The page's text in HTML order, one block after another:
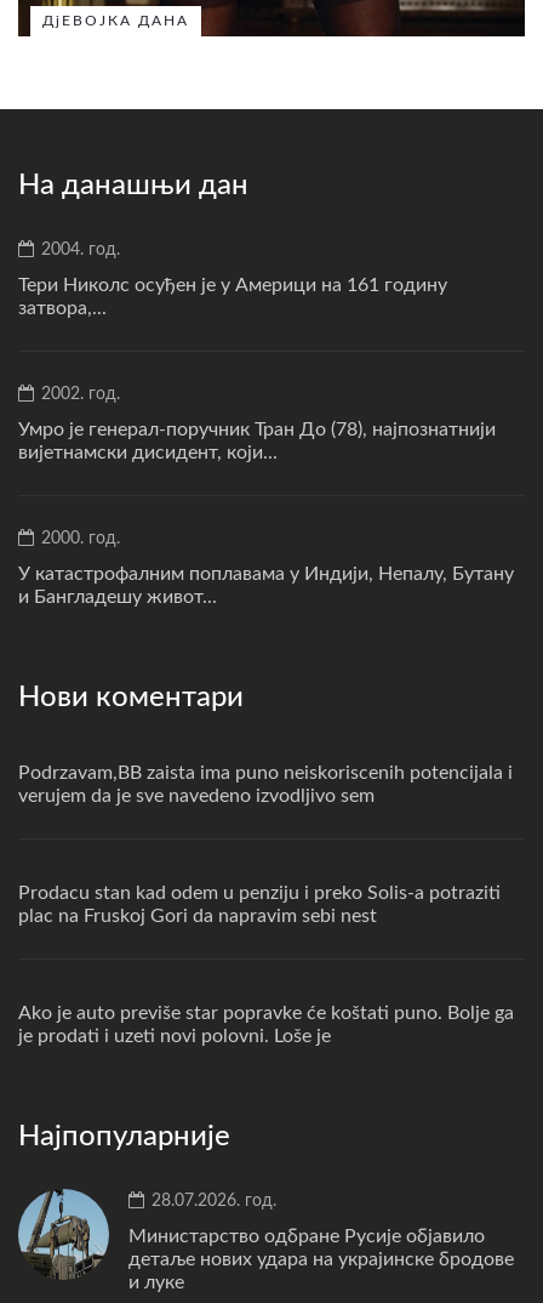
ДјЕВОЈКА ДАНА
На данашњи дан
2004. год.
Тери Николс осуђен је у Америци на 161 годину
затвора,...
2002. год.
Умро је генерал-поручник Тран До (78), најпознатнији
вијетнамски дисидент, који...
2000. год.
У катастрофалним поплавама у Индији, Непалу, Бутану
и Бангладешу живот...
Нови коментари
Podrzavam,BB zaista ima puno neiskoriscenih potencijala i
verujem da je sve navedeno izvodljivo sem
Prodacu stan kad odem u penziju i preko Solis-a potraziti
plac na Fruskoj Gori da napravim sebi nest
Ako je auto previše star popravke će koštati puno. Bolje ga
je prodati i uzeti novi polovni. Loše je
Најпопуларније
28.07.2026. год.
Министарство одбране Русије објавило
детаље нових удара на украјинске бродове
и луке